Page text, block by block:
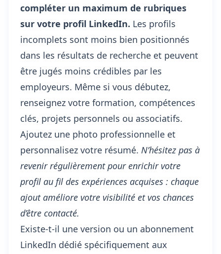
compléter un maximum de rubriques
sur votre profil LinkedIn. Les profils
incomplets sont moins bien positionnés
dans les résultats de recherche et peuvent
être jugés moins crédibles par les
employeurs. Même si vous débutez,
renseignez votre formation, compétences
clés, projets personnels ou associatifs.
Ajoutez une photo professionnelle et
personnalisez votre résumé. N’hésitez pas à
revenir régulièrement pour enrichir votre
profil au fil des expériences acquises : chaque
ajout améliore votre visibilité et vos chances
d’être contacté.
Existe-t-il une version ou un abonnement
LinkedIn dédié spécifiquement aux